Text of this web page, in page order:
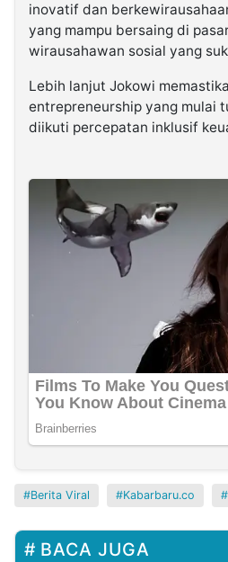
inovatif dan
yang mampu bersaing di
wirausahawan sosial yang
Lebih lanjut Jokowi
entrepreneurship yang mulai
diikuti percepatan inklusif
Berita Viral Kabarbaru.co
BACA JUGA